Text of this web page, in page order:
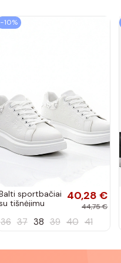
−10%
sportbačiai
tišnėjimu
40,28 €
44,75 €
36 37 38 39 40 41